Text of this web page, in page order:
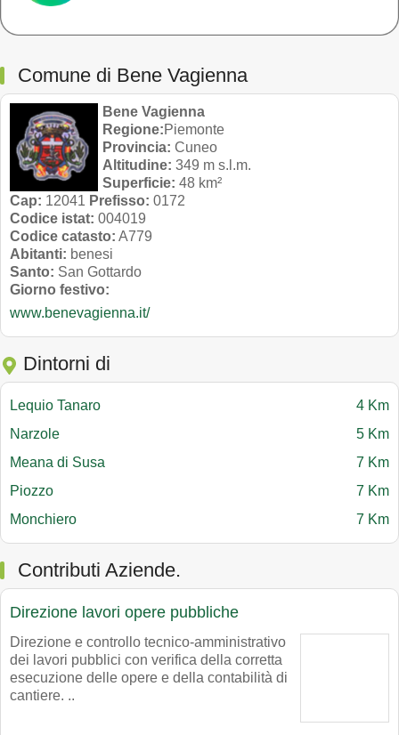
Comune di Bene Vagienna
Bene Vagienna
Regione:Piemonte
Provincia: Cuneo
Altitudine: 349 m s.l.m.
Superficie: 48 km²
Cap: 12041 Prefisso: 0172
Codice istat: 004019
Codice catasto: A779
Abitanti: benesi
Santo: San Gottardo
Giorno festivo:
www.benevagienna.it/
Dintorni di
Lequio Tanaro
4 Km
Narzole
5 Km
Meana di Susa
7 Km
Piozzo
7 Km
Monchiero
7 Km
Contributi Aziende.
Direzione lavori opere pubbliche
Direzione e controllo tecnico-amministrativo
dei lavori pubblici con verifica della corretta
esecuzione delle opere e della contabilità di
cantiere. ..